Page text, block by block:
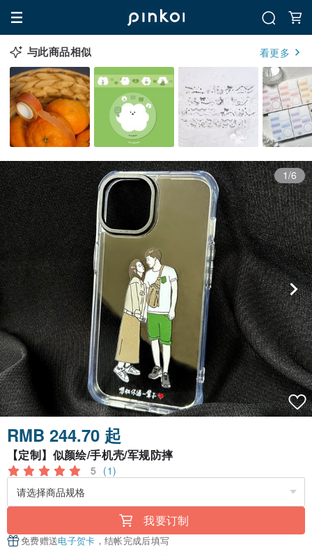
与此商品相似 看更多
1/6
RMB 244.70 起
【定制】似颜绘/手机壳/军规防摔
5 (1)
我要订制
免费赠送电子贺卡 ，结帐完成后填写